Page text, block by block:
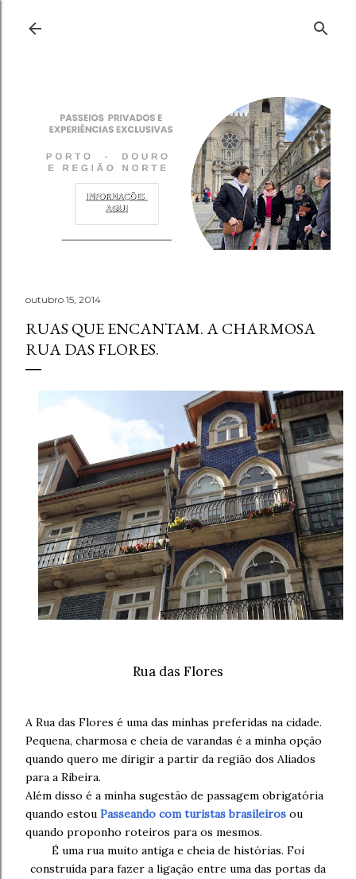
outubro 15, 2014
RUAS QUE ENCANTAM. A CHARMOSA
RUA DAS FLORES.
Rua das Flores
A Rua das Flores é uma das minhas preferidas na cidade.
Pequena, charmosa e cheia de varandas é a minha opção
quando quero me dirigir a partir da região dos Aliados
para a Ribeira.
Além disso é a minha sugestão de passagem obrigatória
quando estou Passeando com turistas brasileiros ou
quando proponho roteiros para os mesmos.
É uma rua muito antiga e cheia de histórias. Foi
construída para fazer a ligação entre uma das portas da